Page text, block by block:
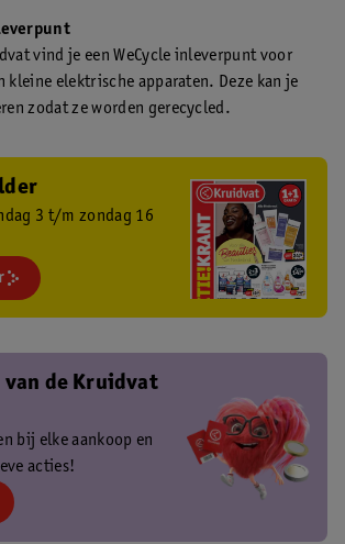
vind je een WeCycle inleverpunt voor
kleine elektrische apparaten. Deze kan je
zodat ze worden gerecycled.
3 t/m zondag 16
van de Kruidvat
bij elke aankoop en
acties!